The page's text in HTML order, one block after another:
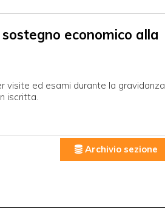
economico alla
visite ed esami durante la gravidanza
iscritta.
Archivio sezione